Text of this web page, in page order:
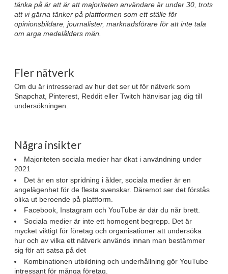
tänka på är att är att majoriteten användare är under 30, trots
att vi gärna tänker på plattformen som ett ställe för
opinionsbildare, journalister, marknadsförare för att inte tala
om arga medelålders män.
Fler nätverk
Om du är intresserad av hur det ser ut för nätverk som
Snapchat, Pinterest, Reddit eller Twitch hänvisar jag dig till
undersökningen.
Några insikter
Majoriteten sociala medier har ökat i användning under
2021
Det är en stor spridning i ålder, sociala medier är en
angelägenhet för de flesta svenskar. Däremot ser det förstås
olika ut beroende på plattform.
Facebook, Instagram och YouTube är där du når brett.
Sociala medier är inte ett homogent begrepp. Det är
mycket viktigt för företag och organisationer att undersöka
hur och av vilka ett nätverk används innan man bestämmer
sig för att satsa på det
Kombinationen utbildning och underhållning gör YouTube
intressant för många företag.